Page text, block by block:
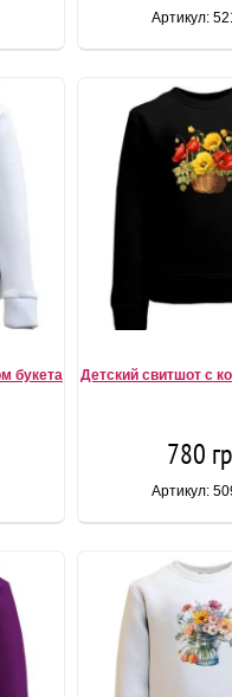
Артикул:
букета
Детский свитшот с
780
Артикул: